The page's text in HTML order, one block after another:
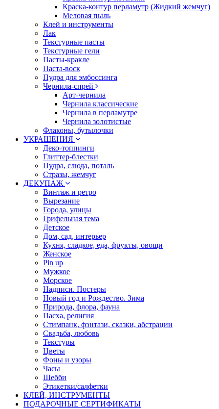
Краска-контур перламутр (Жидкий жемчуг)
Меловая пыль
Клей и инструменты
Лак
Текстурные пасты
Текстурные гели
Пасты-кракле
Паста-воск
Пудра для эмбоссинга
Чернила-спрей
Арт-чернила
Чернила классические
Чернила в перламутре
Чернила золотистые
Флаконы, бутылочки
УКРАШЕНИЯ
Деко-топпинги
Глиттер-блестки
Пудра, слюда, поталь
Стразы, жемчуг
ДЕКУПАЖ
Винтаж и ретро
Вырезание
Города, улицы
Грифельная тема
Детское
Дом, сад, интерьер
Кухня, сладкое, еда, фрукты, овощи
Женское
Pin up
Мужкое
Морское
Надписи. Постеры
Новый год и Рождество. Зима
Природа, флора, фауна
Пасха, религия
Стимпанк, фэнтази, сказки, абстрации
Свадьба, любовь
Текстуры
Цветы
Фоны и узоры
Часы
Шебби
Этикетки/салфетки
КЛЕЙ, ИНСТРУМЕНТЫ
ПОДАРОЧНЫЕ СЕРТИФИКАТЫ